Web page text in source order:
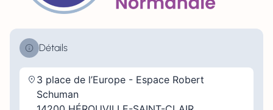
Détails
3 place de l’Europe - Espace Robert
Schuman